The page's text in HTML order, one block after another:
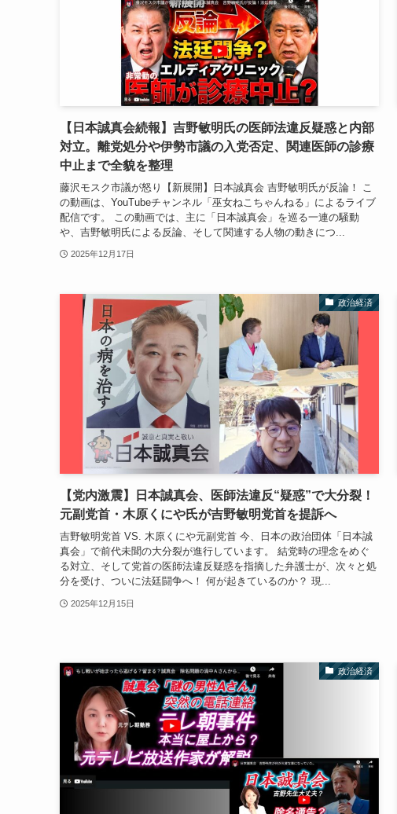
【日本誠真会続報】吉野敏明氏の医師法違反疑惑と内部
対立。離党処分や伊勢市議の入党否定、関連医師の診療
中止まで全貌を整理
藤沢モスク市議が怒り【新展開】日本誠真会 吉野敏明氏が反論！ こ
の動画は、YouTubeチャンネル「巫女ねこちゃんねる」によるライブ
配信です。 この動画では、主に「日本誠真会」を巡る一連の騒動
や、吉野敏明氏による反論、そして関連する人物の動きにつ...
2025年12月17日
政治経済
【党内激震】日本誠真会、医師法違反“疑惑”で大分裂！
元副党首・木原くにや氏が吉野敏明党首を提訴へ
吉野敏明党首 VS. 木原くにや元副党首 今、日本の政治団体「日本誠
真会」で前代未聞の大分裂が進行しています。 結党時の理念をめぐ
る対立、そして党首の医師法違反疑惑を指摘した弁護士が、次々と処
分を受け、ついに法廷闘争へ！ 何が起きているのか？ 現...
2025年12月15日
政治経済